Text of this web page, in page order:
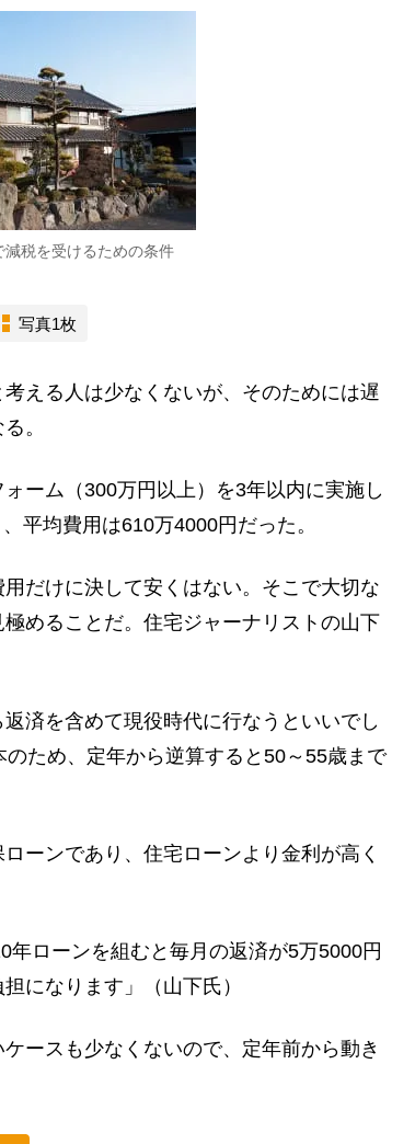
減税を受けるための条件
写真1枚
える人は少なくないが、そのためには遅
。
ーム（300万円以上）を3年以内に実施し
平均費用は610万4000円だった。
だけに決して安くはない。そこで大切な
めることだ。住宅ジャーナリストの山下
済を含めて現役時代に行なうといいでし
ため、定年から逆算すると50～55歳まで
ーンであり、住宅ローンより金利が高く
年ローンを組むと毎月の返済が5万5000円
になります」（山下氏）
ースも少なくないので、定年前から動き